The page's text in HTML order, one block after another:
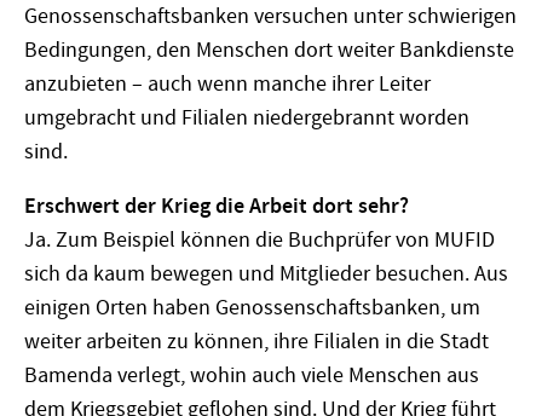
Genossenschaftsbanken versuchen unter schwierigen
Bedingungen, den Menschen dort weiter Bankdienste
anzubieten – auch wenn manche ihrer Leiter
umgebracht und Filialen niedergebrannt worden
sind.
Erschwert der Krieg die Arbeit dort sehr?
Ja. Zum Beispiel können die Buchprüfer von MUFID
sich da kaum bewegen und Mitglieder besuchen. Aus
einigen Orten haben Genossenschaftsbanken, um
weiter arbeiten zu können, ihre Filialen in die Stadt
Bamenda verlegt, wohin auch viele Menschen aus
dem Kriegsgebiet geflohen sind. Und der Krieg führt